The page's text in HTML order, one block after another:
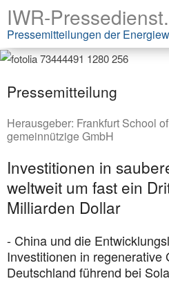
IWR-
Pressemitteilungen der
Pressemitteilung
Herausgeber: Frankfurt School
gemeinnützige GmbH
Investitionen in
weltweit um fast ein
Milliarden Dollar
- China und die
Investitionen in regenerative
Deutschland führend bei